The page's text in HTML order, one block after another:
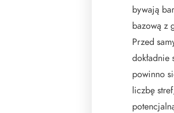
bywają
bazową z
Przed
powinno
liczbę